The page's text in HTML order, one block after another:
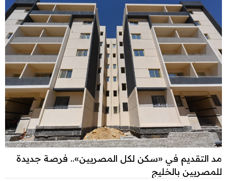
مد التقديم في «سكن لكل المصريين».. فرصة جديدة
للمصريين بالخليج